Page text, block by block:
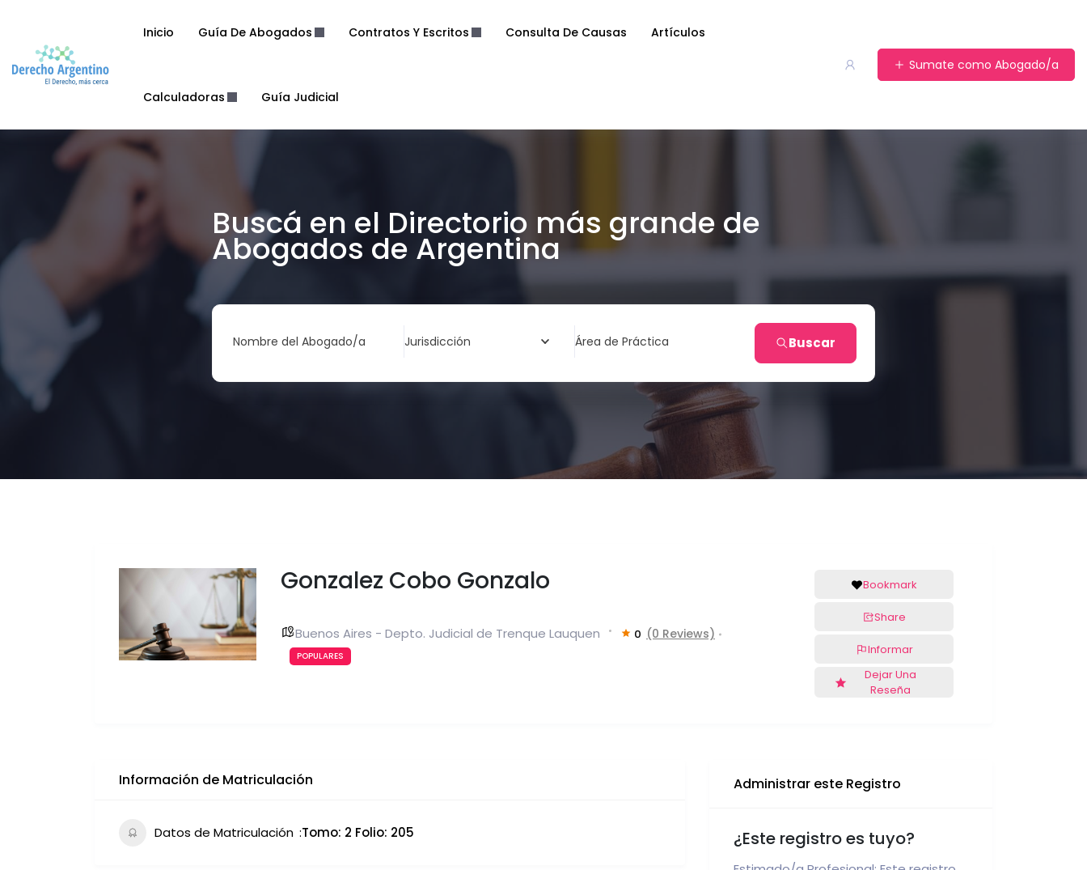
Inicio Guía De Abogados Contratos Y Escritos Consulta De Causas Artículos
Calculadoras Guía Judicial
Sumate como Abogado/a
Buscá en el Directorio más grande de
Abogados de Argentina
Nombre del Abogado/a Jurisdicción Área de Práctica Buscar
Gonzalez Cobo Gonzalo
Buenos Aires - Depto. Judicial de Trenque Lauquen 0 (0 Reviews)
POPULARES
Bookmark
Share
Informar
Dejar Una
Reseña
Información de Matriculación
Datos de Matriculación Tomo: 2 Folio: 205
Administrar este Registro
¿Este registro es tuyo?